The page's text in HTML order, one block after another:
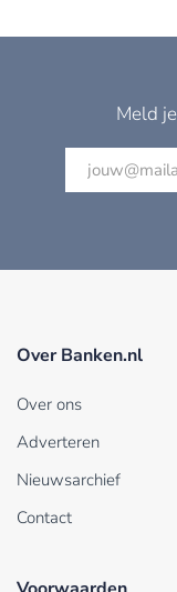
Meld
Over Banken.nl
Over ons
Adverteren
Nieuwsarchief
Contact